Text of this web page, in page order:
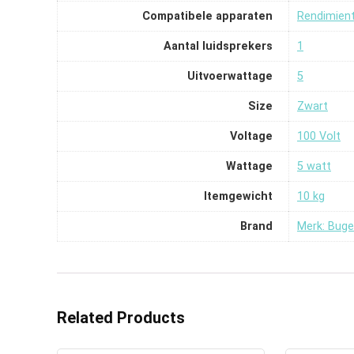
Compatibele apparaten
Aantal luidsprekers ‎1
Uitvoerwattage ‎5
Size ‎Zwart
Voltage ‎100 Volt
Wattage ‎5 watt
Itemgewicht ‎10 kg
Brand Merk:
Related Products